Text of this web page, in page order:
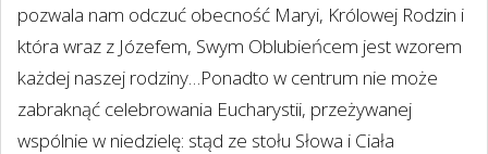
pozwala nam odczuć obecność Maryi, Królowej Rodzin i
która wraz z Józefem, Swym Oblubieńcem jest wzorem
każdej naszej rodziny…Ponadto w centrum nie może
zabraknąć celebrowania Eucharystii, przeżywanej
wspólnie w niedzielę: stąd ze stołu Słowa i Ciała